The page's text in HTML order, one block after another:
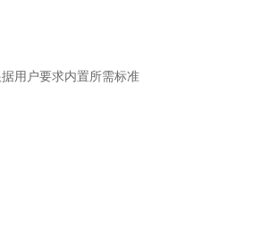
据用户要求内置所需标准